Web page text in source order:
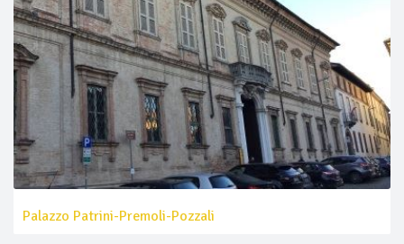
Palazzo Patrini-Premoli-Pozzali